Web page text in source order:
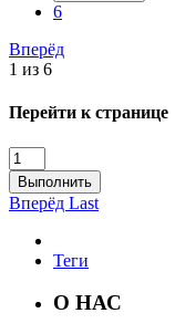
6
Вперёд
1 из 6
Перейти к странице
Выполнить
Вперёд Last
Теги
О НАС